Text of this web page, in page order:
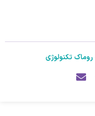
روماک تکنولوژی